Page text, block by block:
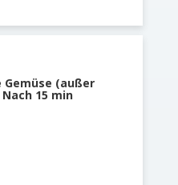
(außer
15 min